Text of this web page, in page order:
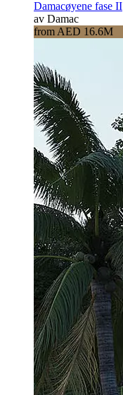
Damacøyene fase II
av Damac
from AED 16.6M